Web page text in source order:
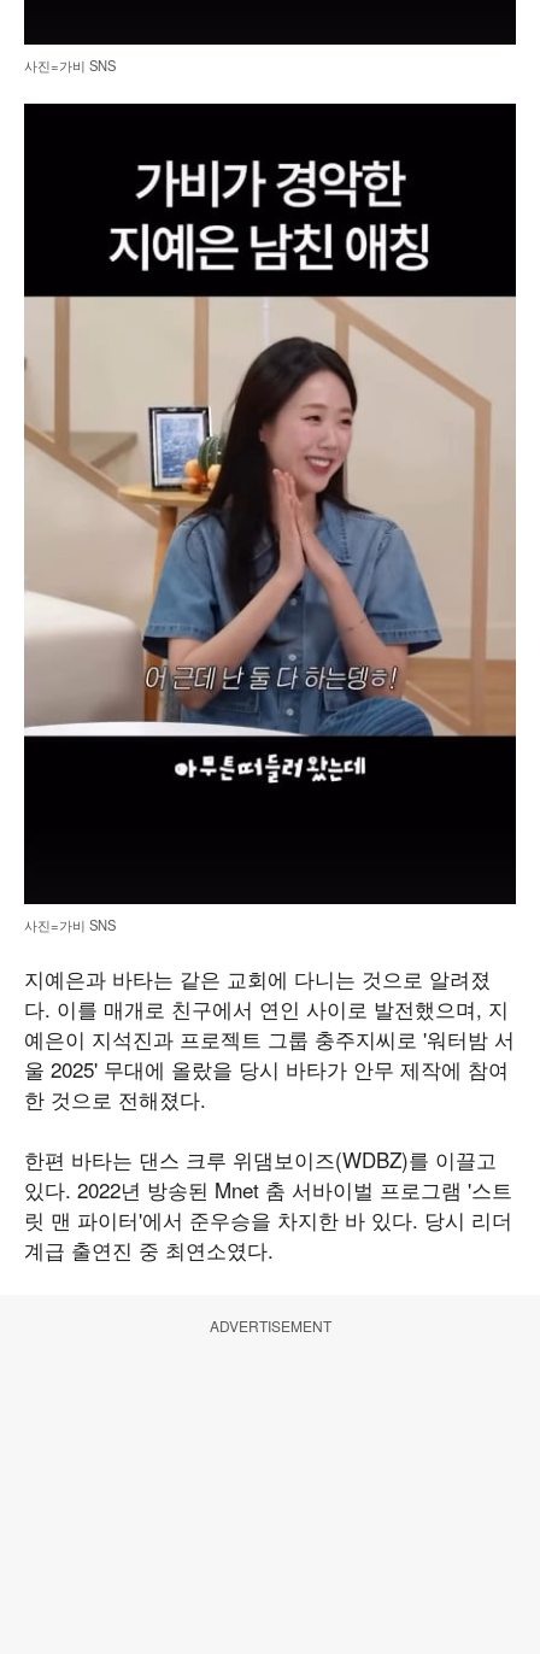
사진=가비 SNS
사진=가비 SNS
지예은과 바타는 같은 교회에 다니는 것으로 알려졌
다. 이를 매개로 친구에서 연인 사이로 발전했으며, 지
예은이 지석진과 프로젝트 그룹 충주지씨로 '워터밤 서
울 2025' 무대에 올랐을 당시 바타가 안무 제작에 참여
한 것으로 전해졌다.
한편 바타는 댄스 크루 위댐보이즈(WDBZ)를 이끌고
있다. 2022년 방송된 Mnet 춤 서바이벌 프로그램 '스트
릿 맨 파이터'에서 준우승을 차지한 바 있다. 당시 리더
계급 출연진 중 최연소였다.
ADVERTISEMENT